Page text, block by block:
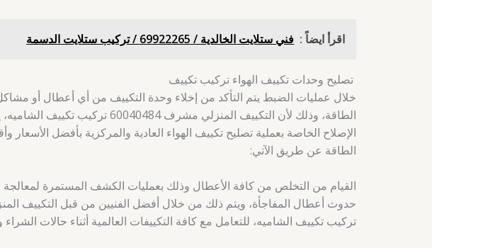
اقرأ ايضاً : فني ستلايت الخالدية / 69922265 / تركيب ستلايت الدسمة
تصليح وحدات تكييف الهواء تركيب تكييف
خلال عمليات الضبط يتم التأكد من إخلاء وحدة التكييف من أي أعطال أو
الطاقة، وذلك لأن التكييف المنزلي مشرف
الإصلاح الخاصة بعملية تصليح تكييف الهواء العادية والمركزية بأفضل الأسعار
الطاقة عن طريق الآتي:
القيام من التخلص من كافة الأعطال وذلك بعمليات الكشف المستمرة
تركيب تكييف الشاميه، للتعامل مع كافة التكييفات العالمية أثناء حالات الشراء